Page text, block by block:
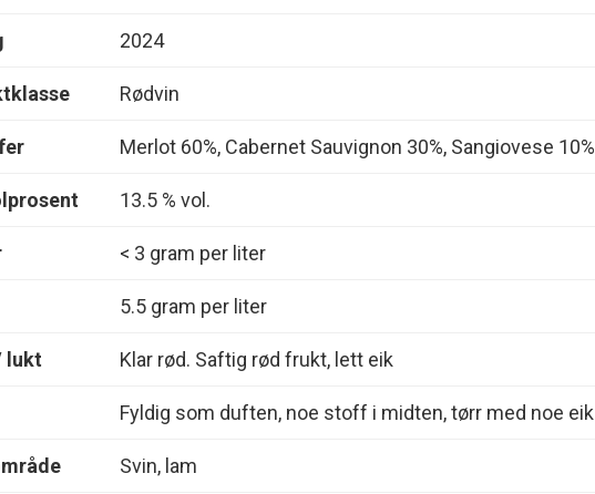
2024
Rødvin
Merlot 60%, Cabernet Sauvignon 30%, Sangiovese 10%
13.5 % vol.
< 3 gram per liter
5.5 gram per liter
lukt Klar rød. Saftig rød frukt, lett eik
Fyldig som duften, noe stoff i midten, tørr med noe eik
Svin, lam